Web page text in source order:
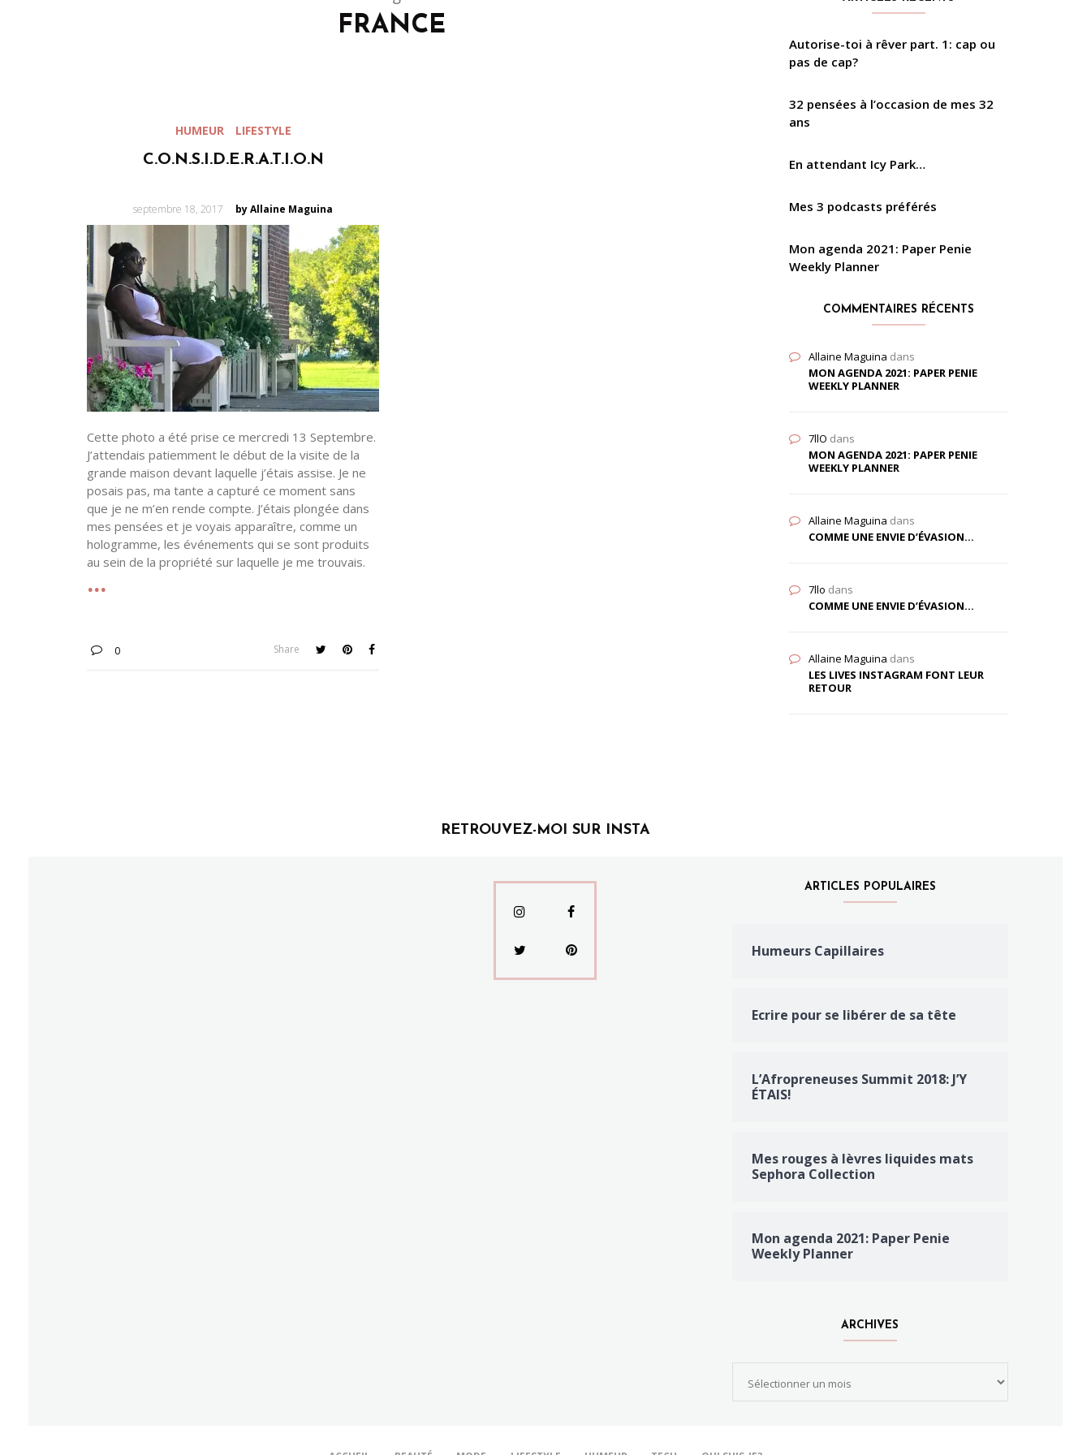
FRANCE
HUMEUR LIFESTYLE
C.O.N.S.I.D.E.R.A.T.I.O.N
Posted
septembre 18, 2017 by Allaine Maguina
Cette photo a été prise ce mercredi 13 Septembre.
J’attendais patiemment le début de la visite de la
grande maison devant laquelle j’étais assise. Je ne
posais pas, ma tante a capturé ce moment sans
que je ne m’en rende compte. J’étais plongée dans
mes pensées et je voyais apparaître, comme un
hologramme, les événements qui se sont produits
au sein de la propriété sur laquelle je me trouvais.
0 Share
Autorise-toi à rêver part. 1: cap ou
pas de cap?
32 pensées à l’occasion de mes 32
ans
En attendant Icy Park…
Mes 3 podcasts préférés
Mon agenda 2021: Paper Penie
Weekly Planner
COMMENTAIRES RÉCENTS
Allaine Maguina dans
MON AGENDA 2021: PAPER PENIE
WEEKLY PLANNER
7llO dans
MON AGENDA 2021: PAPER PENIE
WEEKLY PLANNER
Allaine Maguina dans
COMME UNE ENVIE D’ÉVASION…
7llo dans
COMME UNE ENVIE D’ÉVASION…
Allaine Maguina dans
LES LIVES INSTAGRAM FONT LEUR
RETOUR
RETROUVEZ-MOI SUR INSTA
ARTICLES POPULAIRES
Humeurs Capillaires
Ecrire pour se libérer de sa tête
L’Afropreneuses Summit 2018: J’Y
ÉTAIS!
Mes rouges à lèvres liquides mats
Sephora Collection
Mon agenda 2021: Paper Penie
Weekly Planner
ARCHIVES